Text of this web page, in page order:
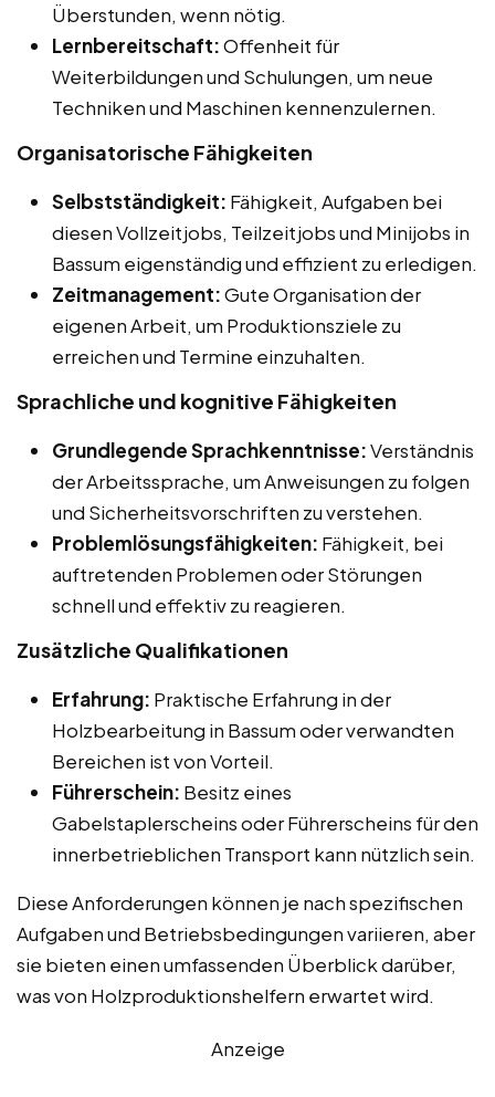
Überstunden, wenn nötig.
Lernbereitschaft:Offenheit für
Weiterbildungen und Schulungen, um neue
Techniken und Maschinen kennenzulernen.
Organisatorische Fähigkeiten
Selbstständigkeit: Fähigkeit, Aufgaben bei
diesen Vollzeitjobs, Teilzeitjobs und Minijobs in
Bassum eigenständig und effizient zu erledigen.
Zeitmanagement:Gute Organisation der
eigenen Arbeit, um Produktionsziele zu
erreichen und Termine einzuhalten.
Sprachliche und kognitive Fähigkeiten
Grundlegende Sprachkenntnisse:Verständnis
der Arbeitssprache, um Anweisungen zu folgen
und Sicherheitsvorschriften zu verstehen.
Problemlösungsfähigkeiten: Fähigkeit, bei
auftretenden Problemen oder Störungen
schnell und effektiv zu reagieren.
Zusätzliche Qualifikationen
Erfahrung: Praktische Erfahrung in der
Holzbearbeitung in Bassum oder verwandten
Bereichen ist von Vorteil.
Führerschein: Besitz eines
Gabelstaplerscheins oder Führerscheins für den
innerbetrieblichen Transport kann nützlich sein.
Diese Anforderungen können je nach spezifischen
Aufgaben und Betriebsbedingungen variieren, aber
sie bieten einen umfassenden Überblick darüber,
was von Holzproduktionshelfern erwartet wird.
Anzeige